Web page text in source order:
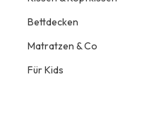
Bettdecken
Matratzen & Co
Für Kids